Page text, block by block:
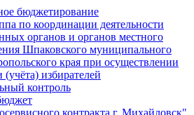
бюджетирование
по координации деятельности
органов и органов местного
Шпаковского муниципального
края при осуществлении
(учёта) избирателей
контроль